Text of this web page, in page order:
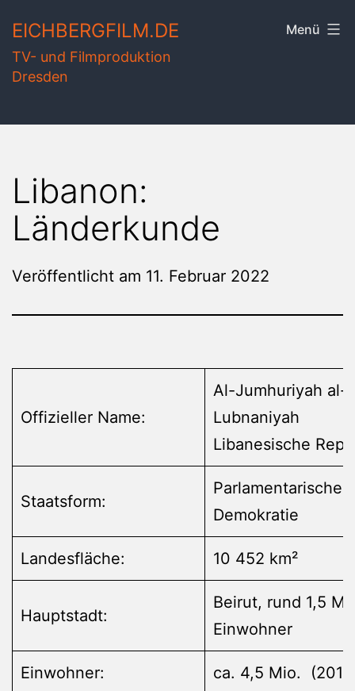
Inhalt
springen
EICHBERGFILM.DE
TV- und Filmproduktion
Dresden
Menü
Libanon:
Länderkunde
Veröffentlicht am 11. Februar 2022
Offizieller Name:
Al-Jumhuriyah al-
Lubnaniyah
Libanesische
Staatsform:
Parlamentarische
Demokratie
Landesfläche: 10 452 km²
Hauptstadt:
Beirut, rund 1,5
Einwohner
Einwohner: ca. 4,5 Mio. (2011)